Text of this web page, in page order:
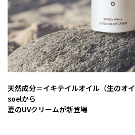
天然成分＝イキテイルオイル（生のオ
soelから
夏のUVクリームが新登場